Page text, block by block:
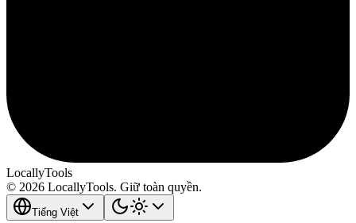
LocallyTools
© 2026 LocallyTools. Giữ toàn quyền.
Tiếng Việt